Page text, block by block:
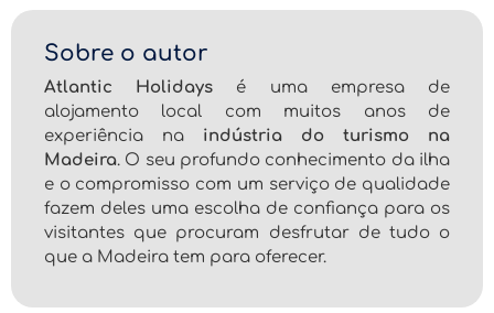
Sobre o autor
Atlantic Holidays é uma empresa de
alojamento local com muitos anos de
experiência na indústria do turismo na
Madeira. O seu profundo conhecimento da ilha
e o compromisso com um serviço de qualidade
fazem deles uma escolha de confiança para os
visitantes que procuram desfrutar de tudo o
que a Madeira tem para oferecer.